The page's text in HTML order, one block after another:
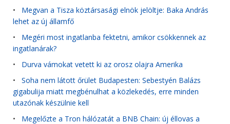
• Megvan a Tisza köztársasági elnök jelöltje: Baka András
lehet az új államfő
• Megéri most ingatlanba fektetni, amikor csökkennek az
ingatlanárak?
• Durva vámokat vetett ki az orosz olajra Amerika
• Soha nem látott őrület Budapesten: Sebestyén Balázs
gigabulija miatt megbénulhat a közlekedés, erre minden
utazónak készülnie kell
• Megelőzte a Tron hálózatát a BNB Chain: új éllovas a